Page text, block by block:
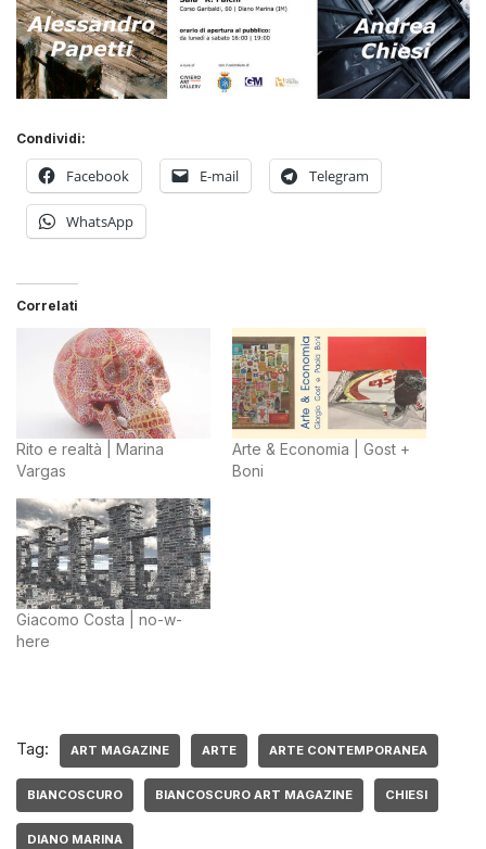
Condividi:
Facebook E-mail Telegram
WhatsApp
Correlati
Rito e realtà | Marina
Vargas
Arte & Economia | Gost +
Boni
Giacomo Costa | no-w-
here
Tag: ART MAGAZINE ARTE ARTE CONTEMPORANEA
BIANCOSCURO BIANCOSCURO ART MAGAZINE CHIESI
DIANO MARINA